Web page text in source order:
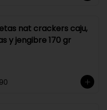
nat crackers caju,
y jengibre 170 gr